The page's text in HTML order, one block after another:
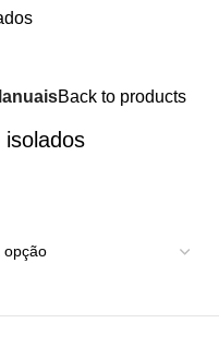
Back to products